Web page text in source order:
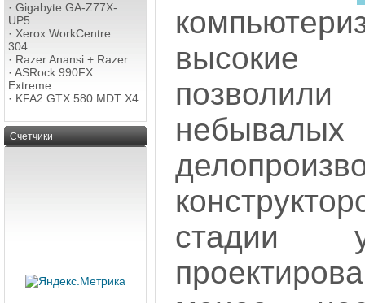
· Gigabyte GA-Z77X-
UP5...
· Xerox WorkCentre
304...
· Razer Anansi + Razer...
· ASRock 990FX
Extreme...
· KFA2 GTX 580 MDT X4
Счетчики
стадии